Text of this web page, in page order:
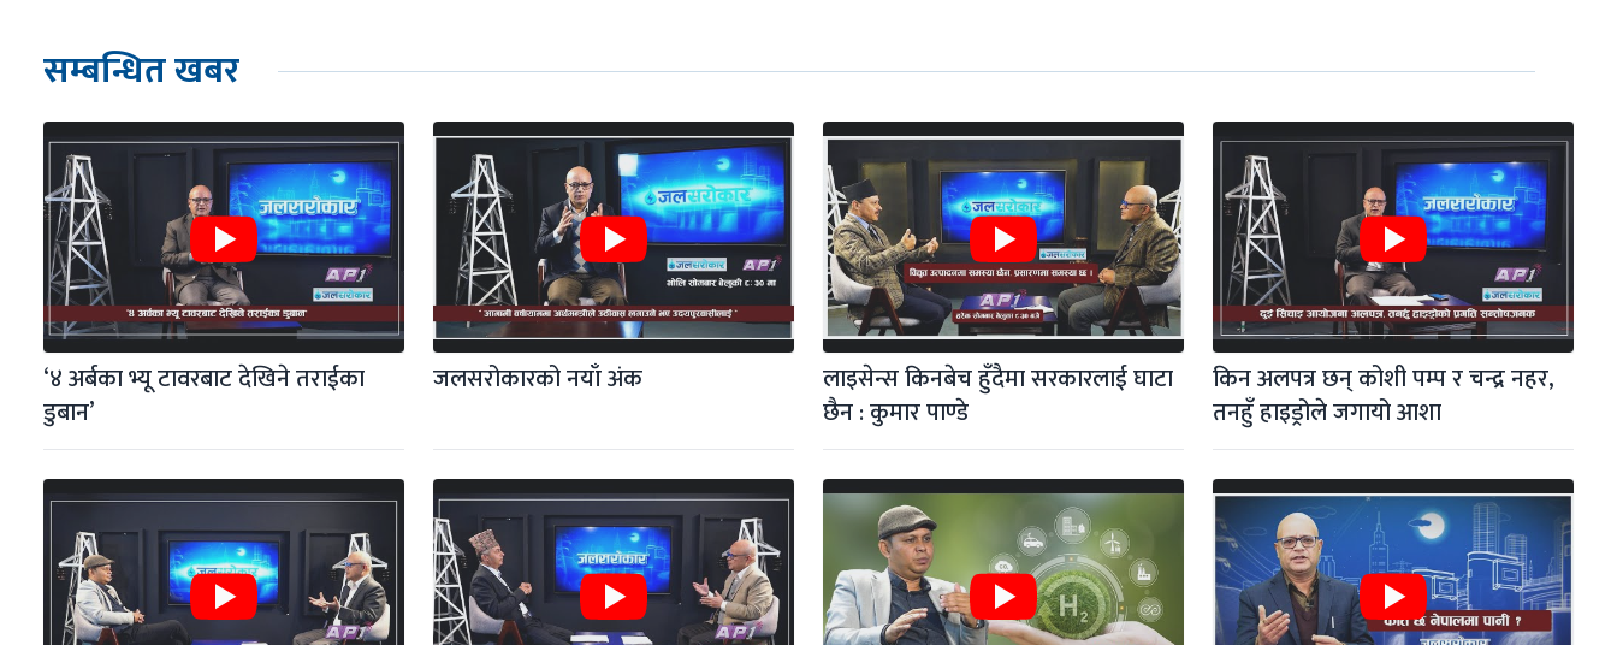
सम्बन्धित खबर
‘४ अर्बका भ्यू टावरबाट देखिने तराईका
डुबान’
जलसरोकारको नयाँ अंक
लाइसेन्स किनबेच हुँदैमा सरकारलाई घाटा
छैन : कुमार पाण्डे
किन अलपत्र छन् कोशी पम्प र चन्द्र नहर,
तनहुँ हाइड्रोले जगायो आशा